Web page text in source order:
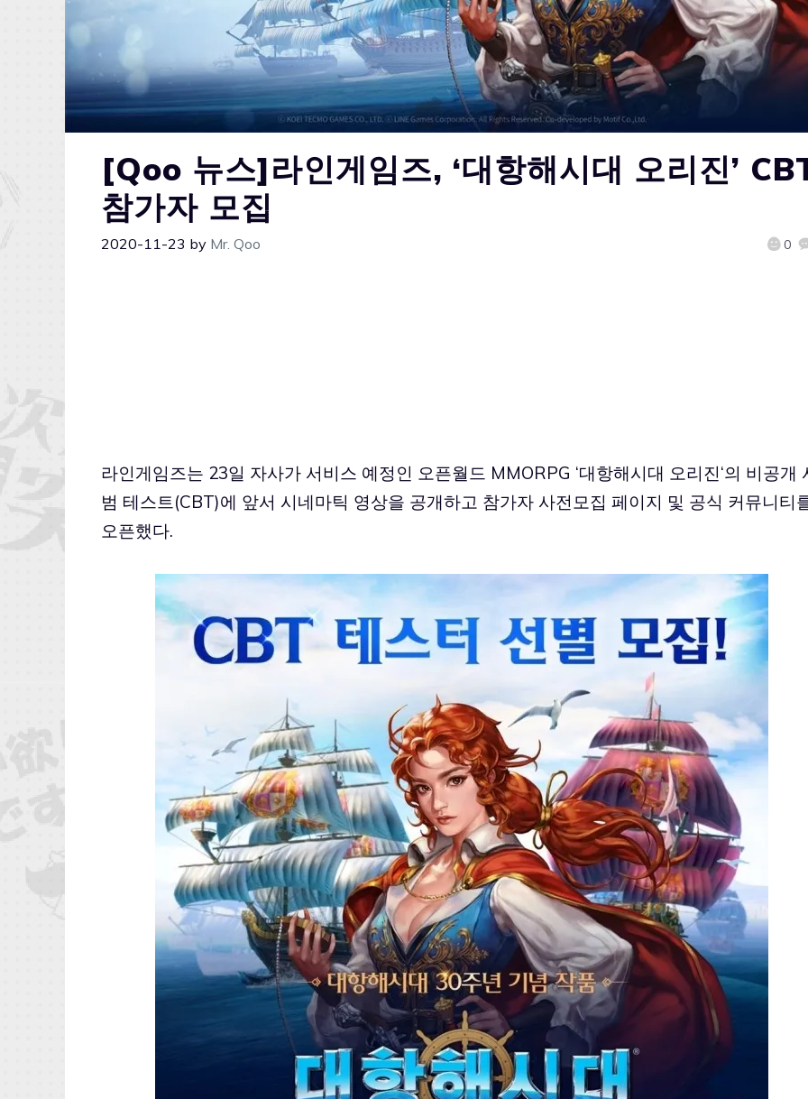
[Qoo 뉴스]라인게임즈, ‘대항해시대 오리진’
참가자 모집
2020-11-23 by Mr. Qoo 0
라인게임즈는 23일 자사가 서비스 예정인 오픈월드 MMORPG ‘대항해시대 오리진‘의 비공개
범 테스트(CBT)에 앞서 시네마틱 영상을 공개하고 참가자 사전모집 페이지 및 공식 커뮤니티
오픈했다.